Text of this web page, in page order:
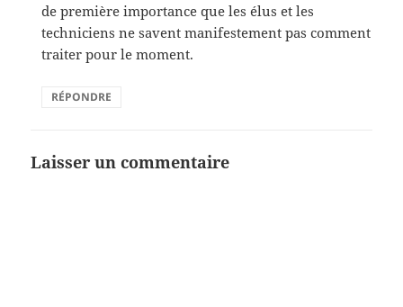
de première importance que les élus et les
techniciens ne savent manifestement pas comment
traiter pour le moment.
RÉPONDRE
Laisser un commentaire